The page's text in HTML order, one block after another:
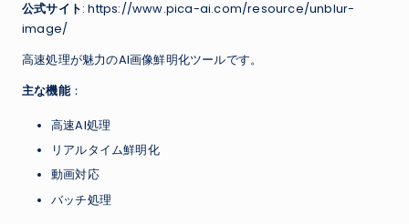
公式サイト: https://www.pica-ai.com/resource/unblur-
image/
高速処理が魅力のAI画像鮮明化ツールです。
主な機能：
高速AI処理
リアルタイム鮮明化
動画対応
バッチ処理